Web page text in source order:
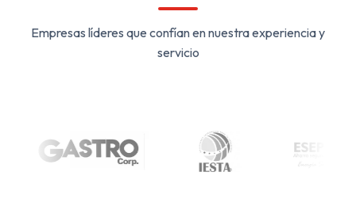
Empresas líderes que confían en nuestra experiencia y
servicio